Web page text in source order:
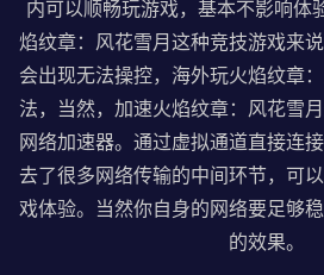
内可以顺畅玩游戏，基本不影响体
焰纹章：风花雪月这种竞技游戏来
会出现无法操控，海外玩火焰纹章
法，当然，加速火焰纹章：风花雪
网络加速器。通过虚拟通道直接连
去了很多网络传输的中间环节，可
戏体验。当然你自身的网络要足够
的效果。